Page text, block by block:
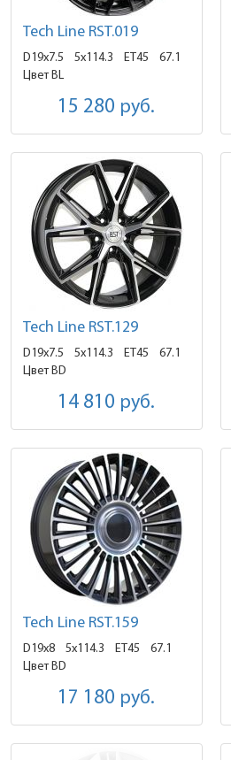
Tech Line RST.019
D19x7.5 5x114.3 ET45
67.1
Цвет BL
15 280 руб.
Tech Line RST.129
D19x7.5 5x114.3 ET45
67.1
Цвет BD
14 810 руб.
Tech Line RST.159
D19x8 5x114.3 ET45
67.1
Цвет BD
17 180 руб.